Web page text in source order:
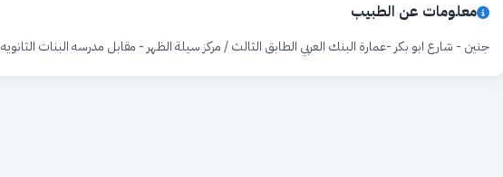
معلومات عن الطبيب
جنين - شارع ابو بكر -عمارة البنك العربي الطابق الثالث / مركز سيلة الظهر - مقابل مدرسه البنات الثانويه